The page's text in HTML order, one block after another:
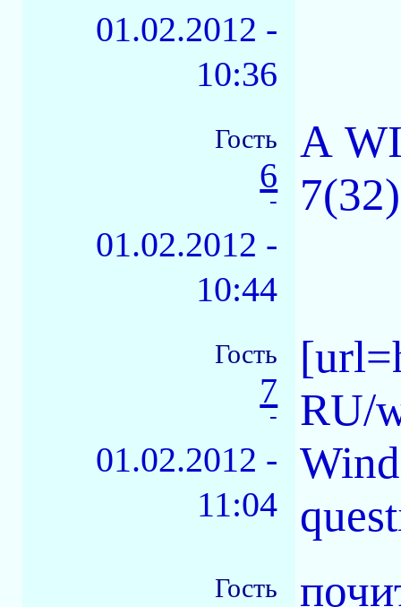
01.02.2012 -
10:36
Гость
6
-
01.02.2012 -
10:44
А
Гость
7
-
01.02.2012 -
11:04
RU/
Гость